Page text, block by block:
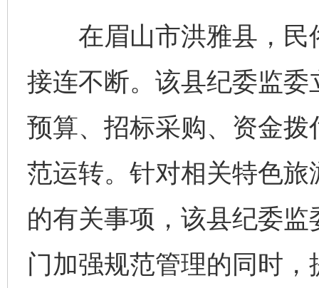
在眉山市洪雅县，民
接连不断。该县纪委监
预算、招标采购、资金
范运转。针对相关特色
的有关事项，该县纪委
门加强规范管理的同时